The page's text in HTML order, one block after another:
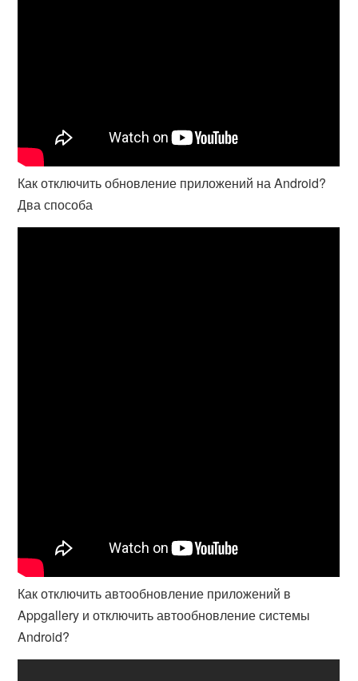
Как отключить обновление приложений на Android?
Два способа
Как отключить автообновление приложений в
Appgallery и отключить автообновление системы
Android?